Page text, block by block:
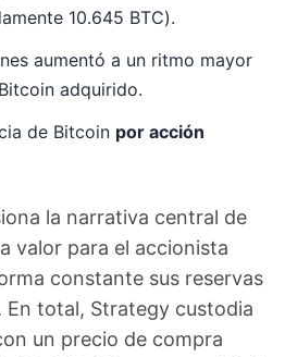
10.645 BTC).
aumentó a un ritmo mayor
adquirido.
de Bitcoin por acción
la narrativa central de
valor para el accionista
constante sus reservas
total, Strategy custodia
un precio de compra